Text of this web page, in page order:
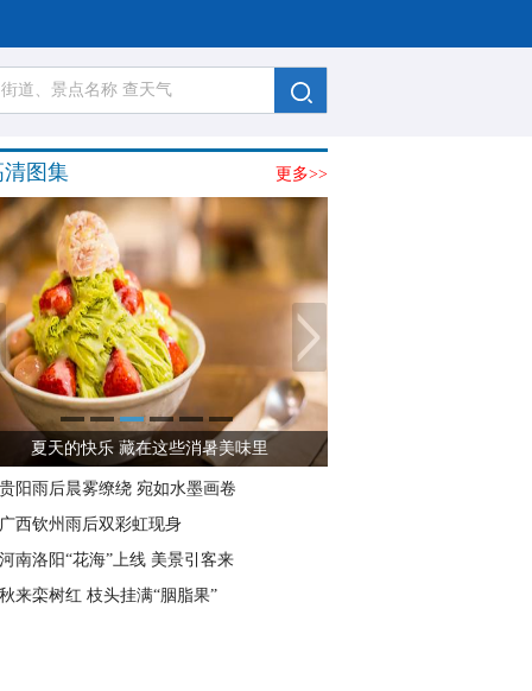
更多>>
清图集
夏天的快乐 藏在这些消暑美味里
贵阳雨后晨雾缭绕 宛如水墨画卷
广西钦州雨后双彩虹现身
河南洛阳“花海”上线 美景引客来
秋来栾树红 枝头挂满“胭脂果”